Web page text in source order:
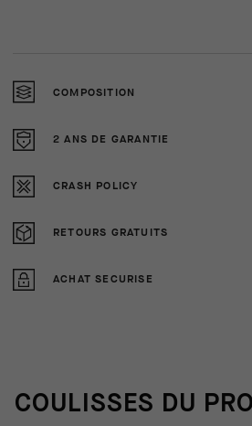
COMPOSITION
2 ANS DE GARANTIE
CRASH POLICY
RETOURS GRATUITS
ACHAT SECURISE
COULISSES DU